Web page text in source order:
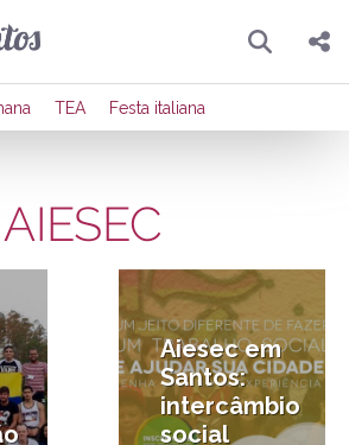
Pesquisar
Compartilhar
Publicar no Facebook
Publicar no X
TEA Festa italiana
AIESEC
Aiesec em
Santos:
intercâmbio
social